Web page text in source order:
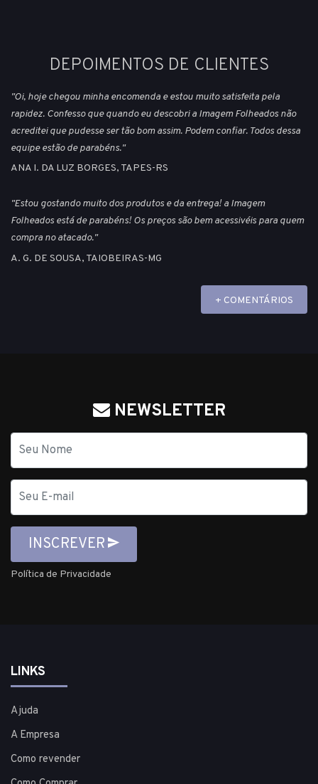
DEPOIMENTOS DE CLIENTES
"Oi, hoje chegou minha encomenda e estou muito satisfeita pela
rapidez. Confesso que quando eu descobri a Imagem Folheados não
acreditei que pudesse ser tão bom assim. Podem confiar. Todos dessa
equipe estão de parabéns."
ANA I. DA LUZ BORGES, TAPES-RS
"Estou gostando muito dos produtos e da entrega! a Imagem
Folheados está de parabéns! Os preços são bem acessivéis para quem
compra no atacado."
A. G. DE SOUSA, TAIOBEIRAS-MG
+ COMENTÁRIOS
NEWSLETTER
mail
INSCREVER
Política de Privacidade
LINKS
Ajuda
A Empresa
Como revender